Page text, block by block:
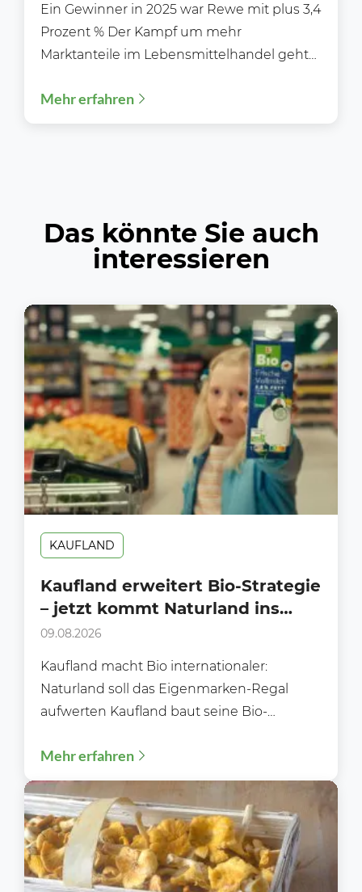
Ein Gewinner in 2025 war Rewe mit plus 3,4
Prozent % Der Kampf um mehr
Marktanteile im Lebensmittelhandel geht
Mehr erfahren
Das könnte Sie auch
interessieren
KAUFLAND
Kaufland erweitert Bio-Strategie
– jetzt kommt Naturland ins
Regal
09.08.2026
Kaufland macht Bio internationaler:
Naturland soll das Eigenmarken-Regal
aufwerten Kaufland baut seine Bio-
stärker auf internationale...
Mehr erfahren